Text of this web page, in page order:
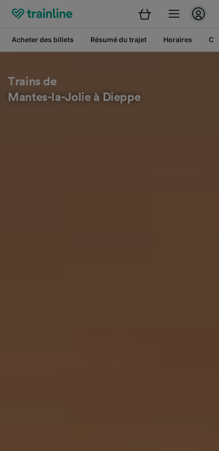
Acheter des billets Résumé du trajet Horaires
Trains de
Mantes-la-Jolie à Dieppe